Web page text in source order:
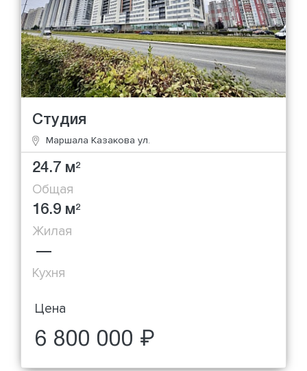
Студия
Маршала Казакова ул.
24.7 м2
Общая
16.9 м2
Жилая
—
Кухня
Цена
6 800 000 ₽